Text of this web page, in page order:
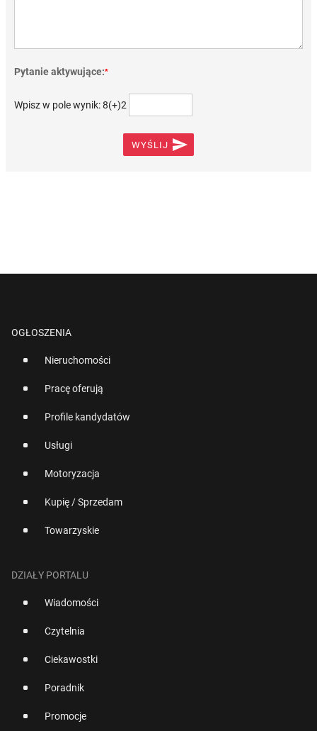
Pytanie aktywujące:*
Wpisz w pole wynik: 8(+)2
WYŚLIJ 
OGŁOSZENIA
Nieruchomości
Pracę oferują
Profile kandydatów
Usługi
Motoryzacja
Kupię / Sprzedam
Towarzyskie
DZIAŁY PORTALU
Wiadomości
Czytelnia
Ciekawostki
Poradnik
Promocje